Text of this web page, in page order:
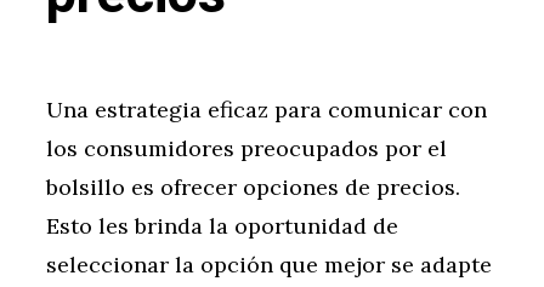
Una estrategia eficaz para comunicar con
los consumidores preocupados por el
bolsillo es ofrecer opciones de precios.
Esto les brinda la oportunidad de
seleccionar la opción que mejor se adapte